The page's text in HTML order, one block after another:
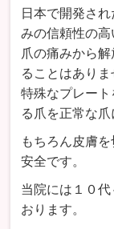
日本で開発さ
みの信頼性の
爪の痛みから
ることはありま
特殊なプレー
る爪を正常な爪
もちろん皮膚
安全です。
当院には１０
おります。